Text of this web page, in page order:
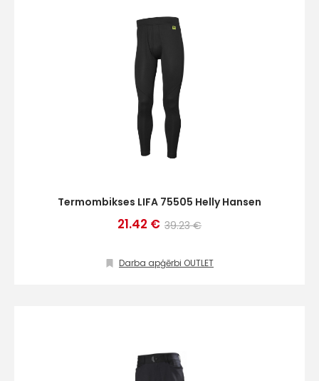
Termombikses LIFA 75505 Helly Hansen
21.42 € 39.23 €
Darba apģērbi OUTLET